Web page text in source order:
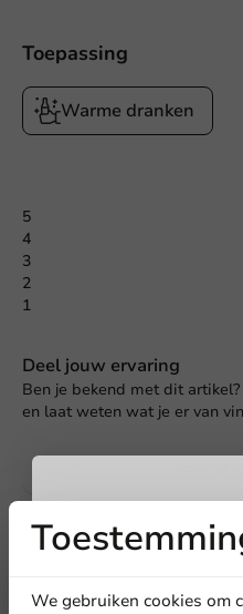
Toepassing
Warme dranken
5
4
3
2
1
Deel jouw ervaring
Ben je bekend met dit
en laat weten wat je er van
We gebruiken cookies om